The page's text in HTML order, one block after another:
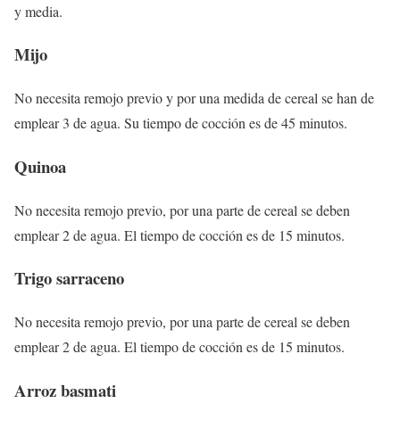
y media.
Mijo
No necesita remojo previo y por una medida de cereal se han de
emplear 3 de agua. Su tiempo de cocción es de 45 minutos.
Quinoa
No necesita remojo previo, por una parte de cereal se deben
emplear 2 de agua. El tiempo de cocción es de 15 minutos.
Trigo sarraceno
No necesita remojo previo, por una parte de cereal se deben
emplear 2 de agua. El tiempo de cocción es de 15 minutos.
Arroz basmati